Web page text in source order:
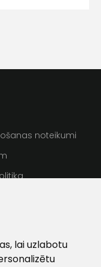
lai uzlabotu
noteikumi